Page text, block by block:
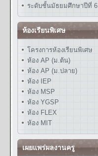
ระดับชั้นมัธยมศึกษาปีที่ 6
ห้องเรียนพิเศษ
โครงการห้องเรียนพิเศษ
ห้อง AP (ม.ต้น)
ห้อง AP (ม.ปลาย)
ห้อง IEP
ห้อง MSP
ห้อง YGSP
ห้อง FLEX
ห้อง MIT
เผยแพร่ผลงานครู